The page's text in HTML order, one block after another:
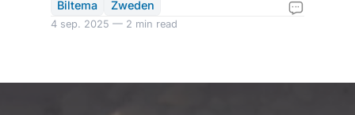
Biltema Zweden
4 sep. 2025 — 2 min read